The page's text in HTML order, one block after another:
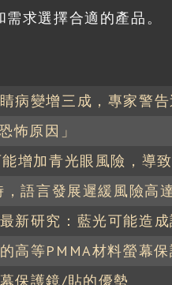
求選擇合適的產品。
病變增三成，專家警告
怖原因」
增加青光眼風險，導致
語言發展遲緩風險高
新研究：藍光可能造
高等PMMA材料螢幕保
保護鏡/貼的優勢